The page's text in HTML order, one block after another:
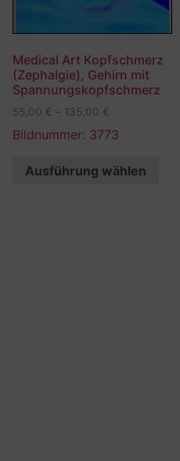
Medical Art Kopfschmerz
(Zephalgie), Gehirn mit
Spannungskopfschmerz
55,00 € – 135,00 €
Bildnummer: 3773
Ausführung wählen